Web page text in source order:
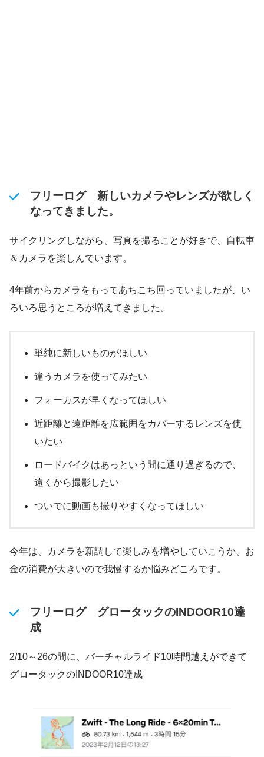
フリーログ 新しいカメラやレンズが欲しく
なってきました。
サイクリングしながら、写真を撮ることが好きで、自転車
＆カメラを楽しんでいます。
4年前からカメラをもってあちこち回っていましたが、い
ろいろ思うところが増えてきました。
単純に新しいものがほしい
違うカメラを使ってみたい
フォーカスが早くなってほしい
近距離と遠距離を広範囲をカバーするレンズを使
いたい
ロードバイクはあっという間に通り過ぎるので、
遠くから撮影したい
ついでに動画も撮りやすくなってほしい
今年は、カメラを新調して楽しみを増やしていこうか、お
金の消費が大きいので我慢するか悩みどころです。
フリーログ グロータックのINDOOR10達
成
2/10～26の間に、バーチャルライド10時間越えができて
グロータックのINDOOR10達成